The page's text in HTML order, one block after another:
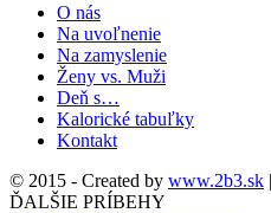
O nás
Na uvoľnenie
Na zamyslenie
Ženy vs. Muži
Deň s…
Kalorické tabuľky
Kontakt
© 2015 - Created by www.2b3.sk
ĎALŠIE PRÍBEHY